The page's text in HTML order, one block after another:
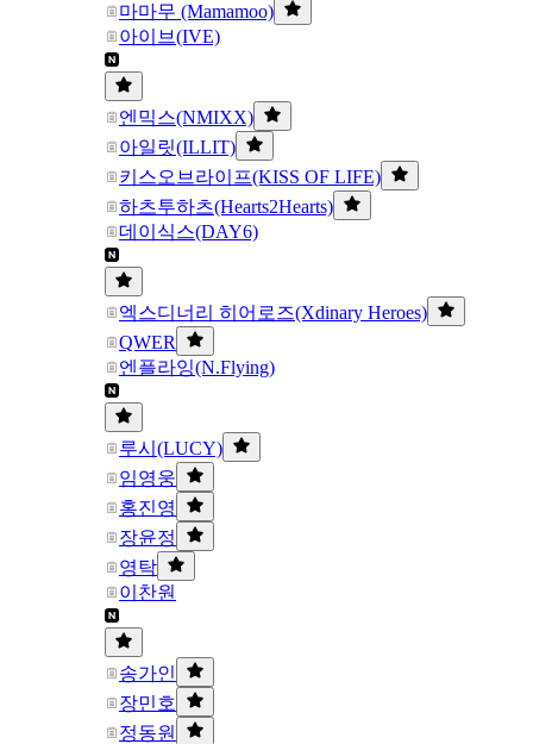
마마무 (Mamamoo)
아이브(IVE)
엔믹스(NMIXX)
아일릿(ILLIT)
키스오브라이프(KISS OF LIFE)
하츠투하츠(Hearts2Hearts)
데이식스(DAY6)
엑스디너리 히어로즈(Xdinary Heroes)
QWER
엔플라잉(N.Flying)
루시(LUCY)
임영웅
홍진영
장윤정
영탁
이찬원
송가인
장민호
정동원